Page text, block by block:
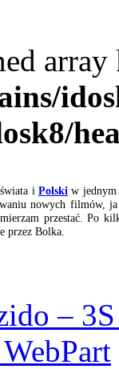
i Polski w jednym
nowych filmów,
przestać. Po
przez Bolka.
–